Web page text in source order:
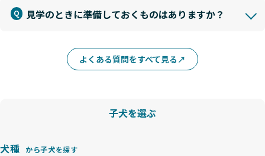
見学のときに準備しておくものはありますか？
よくある質問をすべて見る
子犬を選ぶ
犬種 から子犬を探す